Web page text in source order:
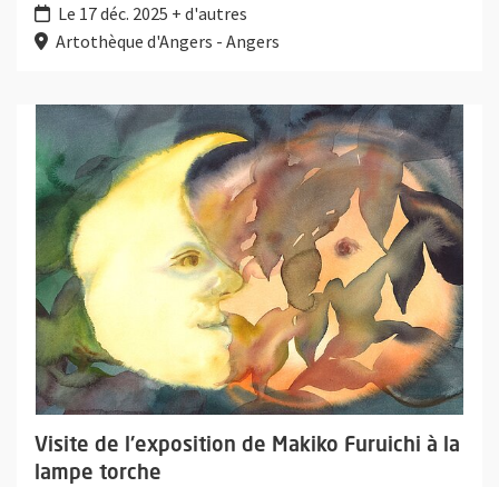
Le 17 déc. 2025 + d'autres
Artothèque d'Angers - Angers
Visite de l'exposition de Makiko Furuichi à la
lampe torche
Plus d'information sur l'évènement : Visite de l'exposition de